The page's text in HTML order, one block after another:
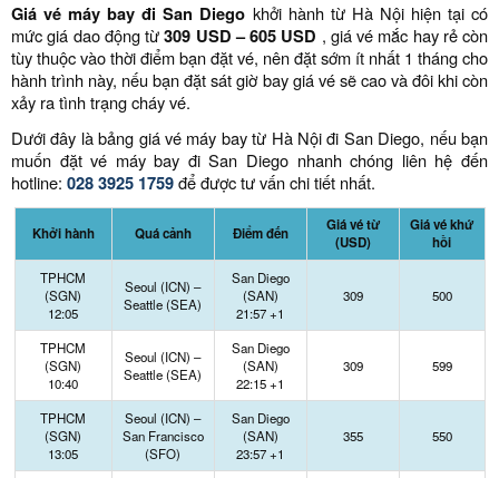
Giá vé máy bay đi San Diego khởi hành từ Hà Nội hiện tại có
mức giá dao động từ309 USD – 605 USD , giá vé mắc hay rẻ còn
tùy thuộc vào thời điểm bạn đặt vé, nên đặt sớm ít nhất 1 tháng cho
hành trình này, nếu bạn đặt sát giờ bay giá vé sẽ cao và đôi khi còn
xảy ra tình trạng cháy vé.
Dưới đây là bảng giá vé máy bay từ Hà Nội đi San Diego, nếu bạn
muốn đặt vé máy bay đi San Diego nhanh chóng liên hệ đến
hotline: 028 3925 1759để được tư vấn chi tiết nhất.
Khởi hành Quá cảnh Điểm đến
Giá vé từ
(USD)
Giá vé khứ
hồi
TPHCM
(SGN)
12:05
Seoul (ICN) –
Seattle (SEA)
San Diego
(SAN)
21:57 +1
309 500
TPHCM
(SGN)
10:40
Seoul (ICN) –
Seattle (SEA)
San Diego
(SAN)
22:15 +1
309 599
TPHCM
(SGN)
13:05
Seoul (ICN) –
San Francisco
(SFO)
San Diego
(SAN)
23:57 +1
355 550